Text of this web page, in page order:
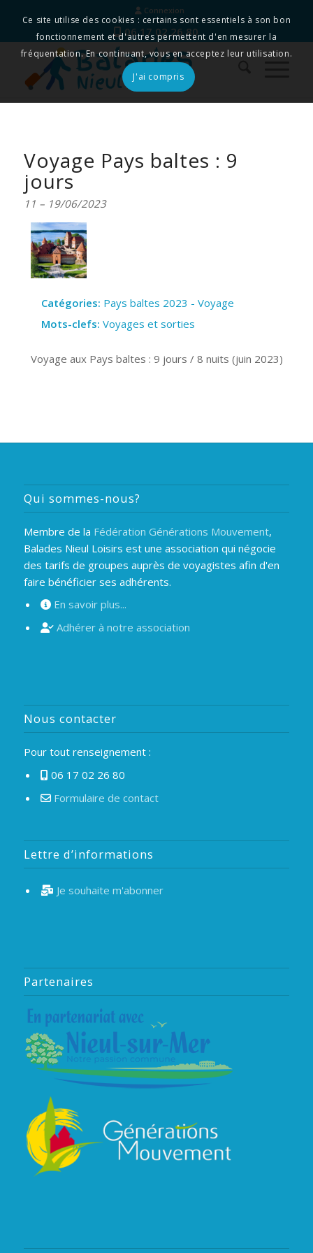
Connexion
06 17 02 26 80
Voyage Pays baltes : 9
jours
11 – 19/06/2023
Catégories: Pays baltes 2023 - Voyage
Mots-clefs: Voyages et sorties
Voyage aux Pays baltes : 9 jours / 8 nuits (juin 2023)
Qui sommes-nous?
Membre de la Fédération Générations Mouvement,
Balades Nieul Loisirs est une association qui négocie
des tarifs de groupes auprès de voyagistes afin d'en
faire bénéficier ses adhérents.
En savoir plus...
Adhérer à notre association
Nous contacter
Pour tout renseignement :
06 17 02 26 80
Formulaire de contact
Lettre d’informations
Je souhaite m'abonner
Partenaires
Ce site utilise des cookies : certains sont essentiels à son bon
fonctionnement et d'autres permettent d'en mesurer la
fréquentation. En continuant, vous en acceptez leur utilisation.
J'ai compris